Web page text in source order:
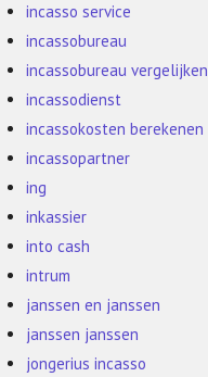
incasso service
incassobureau
incassobureau vergelijken
incassodienst
incassokosten berekenen
incassopartner
ing
inkassier
into cash
intrum
janssen en janssen
janssen janssen
jongerius incasso